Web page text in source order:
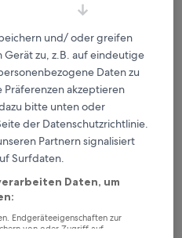
Mokotow
Mokotow
Der
Preis
77 €
inkl. Steuern & Gebühren
- Mokotow by IHG
und/ oder greifen
zu, z.B. auf eindeutige
Daten zu
akzeptieren
bitte unten oder
der Datenschutzrichtlinie.
Partnern signalisiert
Surfdaten.
Daten, um
Endgeräteeigenschaften zur
von oder Zugriff auf